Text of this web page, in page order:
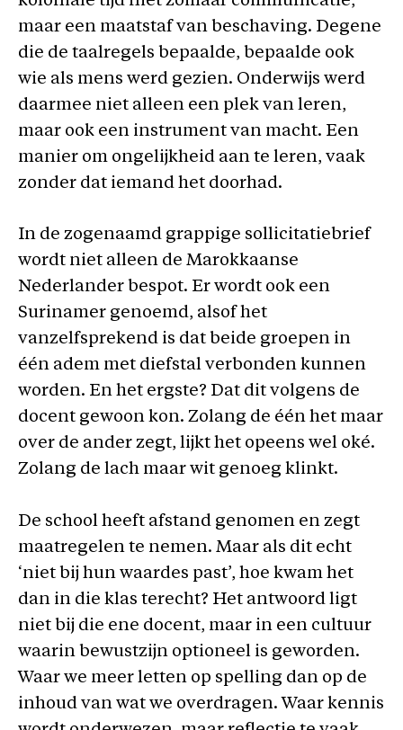
maar een maatstaf van beschaving. Degene
die de taalregels bepaalde, bepaalde ook
wie als mens werd gezien. Onderwijs werd
daarmee niet alleen een plek van leren,
maar ook een instrument van macht. Een
manier om ongelijkheid aan te leren, vaak
zonder dat iemand het doorhad.
In de zogenaamd grappige sollicitatiebrief
wordt niet alleen de Marokkaanse
Nederlander bespot. Er wordt ook een
Surinamer genoemd, alsof het
vanzelfsprekend is dat beide groepen in
één adem met diefstal verbonden kunnen
worden. En het ergste? Dat dit volgens de
docent gewoon kon. Zolang de één het maar
over de ander zegt, lijkt het opeens wel oké.
Zolang de lach maar wit genoeg klinkt.
De school heeft afstand genomen en zegt
maatregelen te nemen. Maar als dit echt
‘niet bij hun waardes past’, hoe kwam het
dan in die klas terecht? Het antwoord ligt
niet bij die ene docent, maar in een cultuur
waarin bewustzijn optioneel is geworden.
Waar we meer letten op spelling dan op de
inhoud van wat we overdragen. Waar kennis